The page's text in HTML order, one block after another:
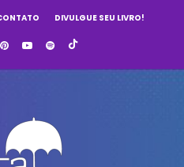
DIVULGUE SEU LIVRO!